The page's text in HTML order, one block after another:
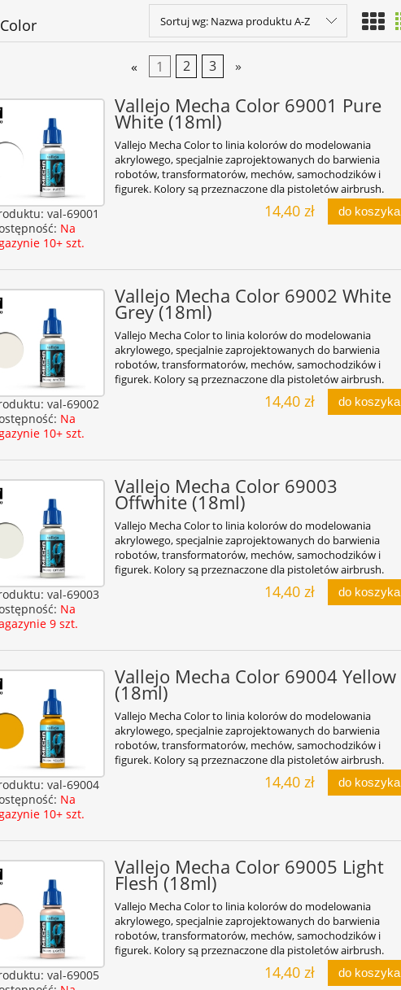
Sortuj wg: Nazwa produktu A-Z
« 1 2 3 »
val-69001
Na
10+ szt.
Vallejo Mecha Color 69001 Pure
White (18ml)
Vallejo Mecha Color to linia kolorów do modelowania
akrylowego, specjalnie zaprojektowanych do barwienia
robotów, transformatorów, mechów, samochodzików i
figurek. Kolory są przeznaczone dla pistoletów airbrush.
14,40 zł do koszyka
val-69002
Na
10+ szt.
Vallejo Mecha Color 69002 White
Grey (18ml)
Vallejo Mecha Color to linia kolorów do modelowania
akrylowego, specjalnie zaprojektowanych do barwienia
robotów, transformatorów, mechów, samochodzików i
figurek. Kolory są przeznaczone dla pistoletów airbrush.
14,40 zł do koszyka
val-69003
Na
9 szt.
Vallejo Mecha Color 69003
Offwhite (18ml)
Vallejo Mecha Color to linia kolorów do modelowania
akrylowego, specjalnie zaprojektowanych do barwienia
robotów, transformatorów, mechów, samochodzików i
figurek. Kolory są przeznaczone dla pistoletów airbrush.
14,40 zł do koszyka
val-69004
Na
10+ szt.
Vallejo Mecha Color 69004 Yellow
(18ml)
Vallejo Mecha Color to linia kolorów do modelowania
akrylowego, specjalnie zaprojektowanych do barwienia
robotów, transformatorów, mechów, samochodzików i
figurek. Kolory są przeznaczone dla pistoletów airbrush.
14,40 zł do koszyka
val-69005
Vallejo Mecha Color 69005 Light
Flesh (18ml)
Vallejo Mecha Color to linia kolorów do modelowania
akrylowego, specjalnie zaprojektowanych do barwienia
robotów, transformatorów, mechów, samochodzików i
figurek. Kolory są przeznaczone dla pistoletów airbrush.
14,40 zł do koszyka